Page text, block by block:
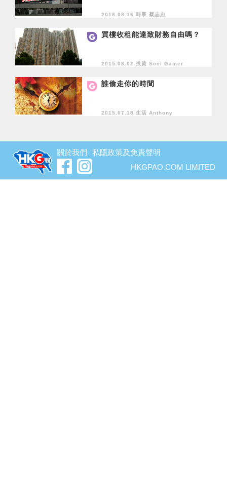
2018.08.16 時事 蔡志忠
買樓收租能達致財務自由嗎？
2015.08.02 投資 Soci Gamer
誰偷走你的時間
2015.07.18 生活 Anthony
關於我們
私隱政策及免責聲明
HKGPAO.COM LIMITED